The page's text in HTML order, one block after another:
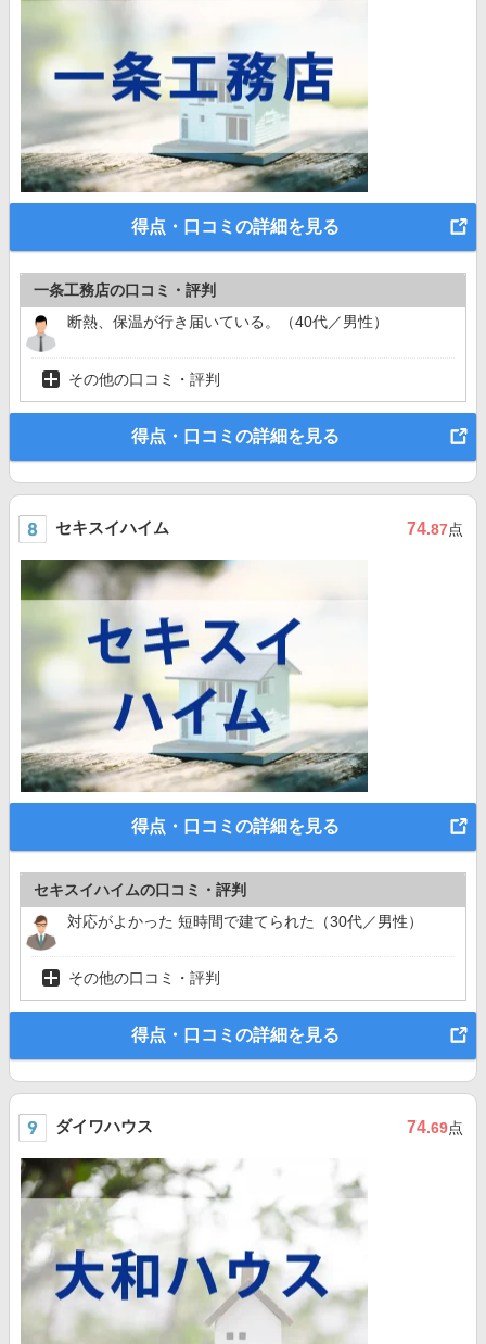
得点・口コミの詳細を見る
一条工務店の口コミ・評判
断熱、保温が行き届いている。（40代／男性）
その他の口コミ・評判
得点・口コミの詳細を見る
セキスイハイム 74.87点
得点・口コミの詳細を見る
セキスイハイムの口コミ・評判
対応がよかった 短時間で建てられた（30代／男性）
その他の口コミ・評判
得点・口コミの詳細を見る
ダイワハウス 74.69点